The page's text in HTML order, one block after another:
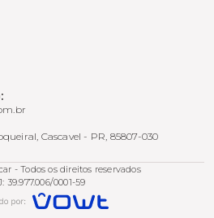
Cascavel - PR, 85807-030
- Todos os direitos reservados
39.977.006/0001-59